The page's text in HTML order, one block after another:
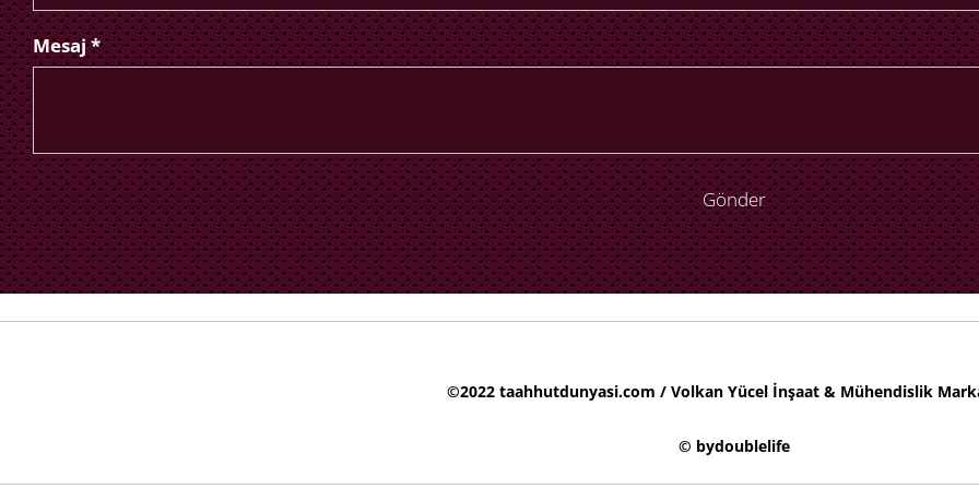
Mesaj *
Gönder
©2022 taahhutdunyasi.com / Volkan Yücel İnşaat & Mühendislik
© bydoublelife